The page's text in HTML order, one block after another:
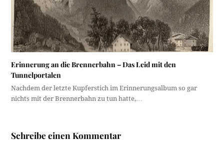
Erinnerung an die Brennerbahn – Das Leid mit den
Tunnelportalen
Nachdem der letzte Kupferstich im Erinnerungsalbum so gar
nichts mit der Brennerbahn zu tun hatte,…
Schreibe einen Kommentar